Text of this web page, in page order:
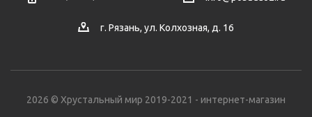
г. Рязань, ул. Колхозная, д. 16
2026 © Хрустальный мир 2019-2021 - интернет-магазин